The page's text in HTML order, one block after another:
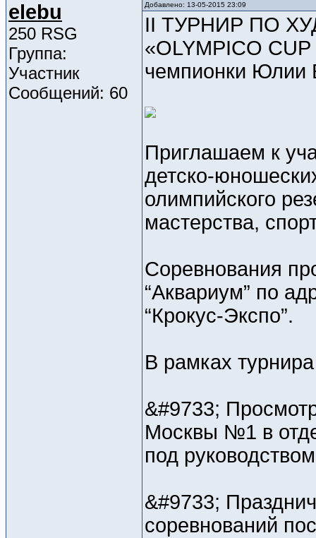
elebu
250 RSG
Группа:
Участник
Сообщений: 60
Добавлено: 13-05-2015 23:09
II ТУРНИР ПО
«OLYMPICO
чемпионки Юлии
Приглашаем к
детско-
олимпийского
мастерства,
Соревнования
“Аквариум” по
“Крокус-Экспо”.
В рамках
&#9733;
Москвы №1 в
под
&#9733;
соревнований